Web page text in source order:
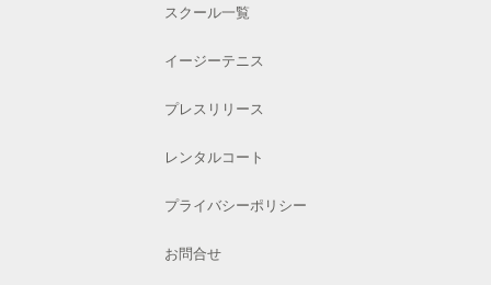
スクール一覧
イージーテニス
プレスリリース
レンタルコート
プライバシーポリシー
お問合せ